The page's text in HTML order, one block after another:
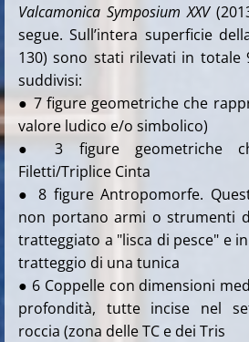
Valcamonica Symposium XXV
segue. Sull’intera superficie
130) sono stati rilevati in totale
suddivisi:
● 7 figure geometriche che
valore ludico e/o simbolico)
● 3 figure geometriche
Filetti/Triplice Cinta
● 8 figure Antropomorfe.
non portano armi o strumenti
tratteggiato a "lisca di pesce" e
tratteggio di una tunica
● 6 Coppelle con dimensioni
profondità, tutte incise nel
roccia (zona delle TC e dei Tris